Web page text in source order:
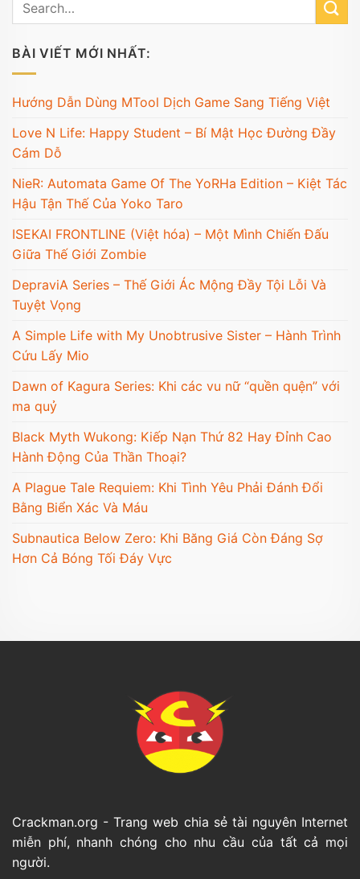
BÀI VIẾT MỚI NHẤT:
Hướng Dẫn Dùng MTool Dịch Game Sang Tiếng Việt
Love N Life: Happy Student – Bí Mật Học Đường Đầy
Cám Dỗ
NieR: Automata Game Of The YoRHa Edition – Kiệt Tác
Hậu Tận Thế Của Yoko Taro
ISEKAI FRONTLINE (Việt hóa) – Một Mình Chiến Đấu
Giữa Thế Giới Zombie
DepraviA Series – Thế Giới Ác Mộng Đầy Tội Lỗi Và
Tuyệt Vọng
A Simple Life with My Unobtrusive Sister – Hành Trình
Cứu Lấy Mio
Dawn of Kagura Series: Khi các vu nữ “quền quện” với
ma quỷ
Black Myth Wukong: Kiếp Nạn Thứ 82 Hay Đỉnh Cao
Hành Động Của Thần Thoại?
A Plague Tale Requiem: Khi Tình Yêu Phải Đánh Đổi
Bằng Biển Xác Và Máu
Subnautica Below Zero: Khi Băng Giá Còn Đáng Sợ
Hơn Cả Bóng Tối Đáy Vực
Crackman.org - Trang web chia sẻ tài nguyên Internet
miễn phí, nhanh chóng cho nhu cầu của tất cả mọi
người.